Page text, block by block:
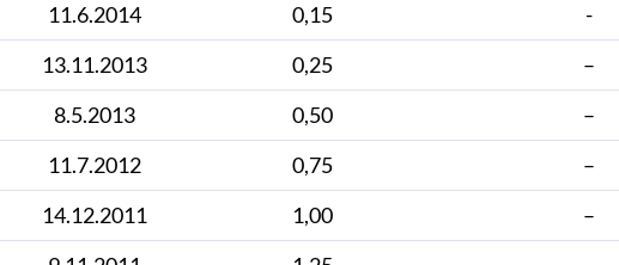
11.6.2014 0,15 -
13.11.2013 0,25 –
8.5.2013 0,50 –
11.7.2012 0,75 –
14.12.2011 1,00 –